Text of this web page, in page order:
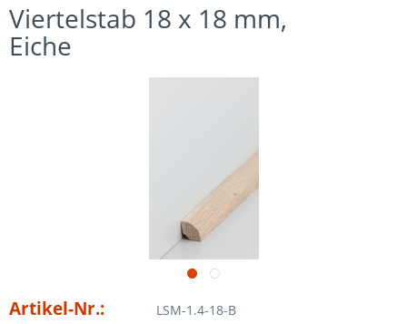
Viertelstab 18 x 18 mm,
Eiche
Artikel-Nr.: LSM-1.4-18-B